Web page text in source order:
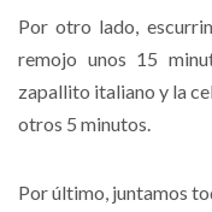
Por otro lado,
remojo unos 15
zapallito italiano y la
otros 5 minutos.
Por último, juntamos